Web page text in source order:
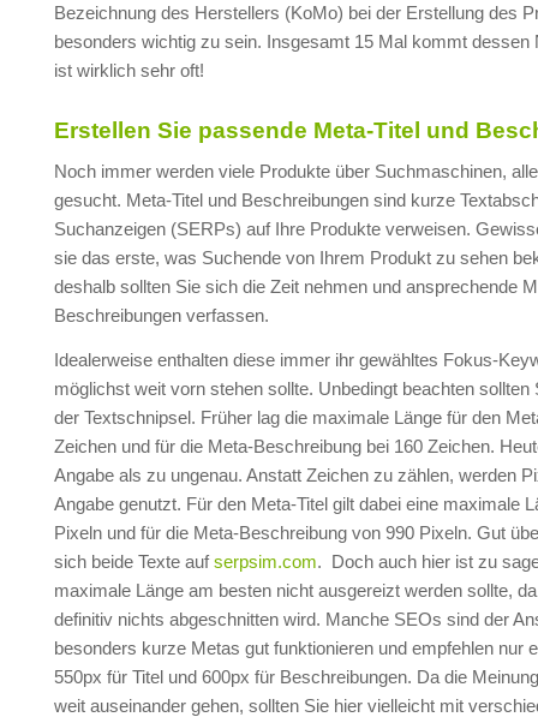
Bezeichnung des Herstellers (KoMo) bei der Erstellung des
besonders wichtig zu sein. Insgesamt 15 Mal kommt dessen
ist wirklich sehr oft!
Erstellen Sie passende Meta-Titel und
Noch immer werden viele Produkte über Suchmaschinen,
gesucht. Meta-Titel und Beschreibungen sind kurze
Suchanzeigen (SERPs) auf Ihre Produkte verweisen.
sie das erste, was Suchende von Ihrem Produkt zu sehen
deshalb sollten Sie sich die Zeit nehmen und ansprechende
Beschreibungen verfassen.
Idealerweise enthalten diese immer ihr gewähltes Fokus-
möglichst weit vorn stehen sollte. Unbedingt beachten sollten
der Textschnipsel. Früher lag die maximale Länge für den
Zeichen und für die Meta-Beschreibung bei 160 Zeichen.
Angabe als zu ungenau. Anstatt Zeichen zu zählen, werden
Angabe genutzt. Für den Meta-Titel gilt dabei eine maximale
Pixeln und für die Meta-Beschreibung von 990 Pixeln. Gut
sich beide Texte aufserpsim.com. Doch auch hier ist zu
maximale Länge am besten nicht ausgereizt werden sollte,
definitiv nichts abgeschnitten wird. Manche SEOs sind der
besonders kurze Metas gut funktionieren und empfehlen nur
550px für Titel und 600px für Beschreibungen. Da die
weit auseinander gehen, sollten Sie hier vielleicht mit